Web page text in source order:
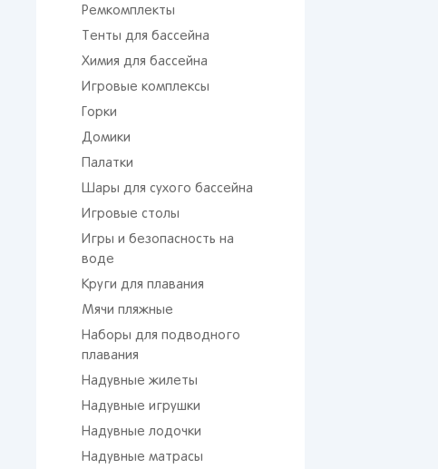
Ремкомплекты
Тенты для бассейна
Химия для бассейна
Игровые комплексы
Горки
Домики
Палатки
Шары для сухого бассейна
Игровые столы
Игры и безопасность на
воде
Круги для плавания
Мячи пляжные
Наборы для подводного
плавания
Надувные жилеты
Надувные игрушки
Надувные лодочки
Надувные матрасы